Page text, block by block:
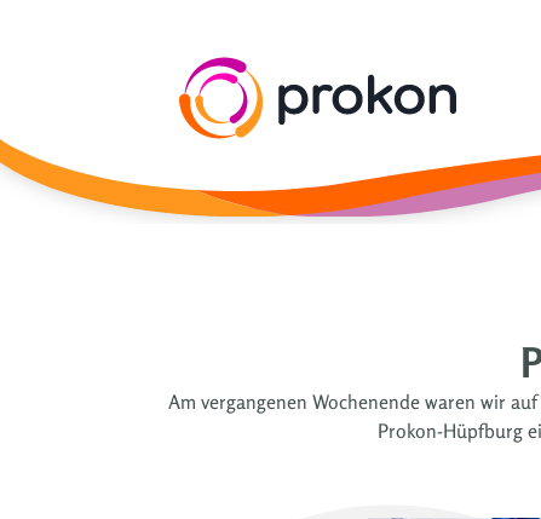
Am vergangenen Wochenende waren wir
Prokon-Hüpfburg